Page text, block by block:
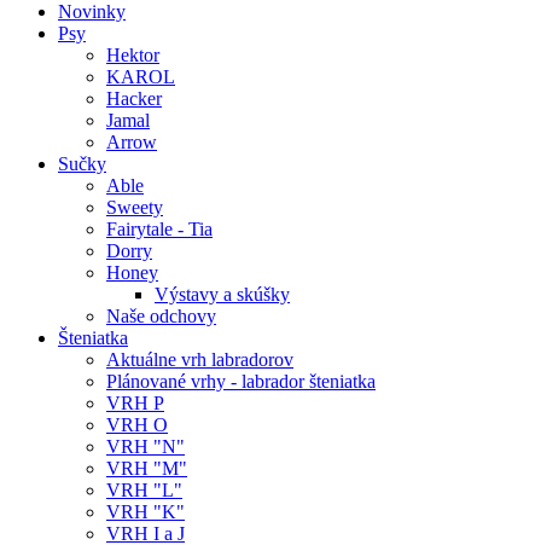
Novinky
Psy
Hektor
KAROL
Hacker
Jamal
Arrow
Sučky
Able
Sweety
Fairytale - Tia
Dorry
Honey
Výstavy a skúšky
Naše odchovy
Šteniatka
Aktuálne vrh labradorov
Plánované vrhy - labrador šteniatka
VRH P
VRH O
VRH "N"
VRH "M"
VRH "L"
VRH "K"
VRH I a J